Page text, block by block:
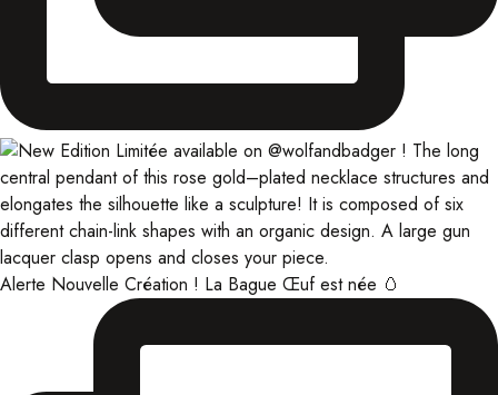
Alerte Nouvelle Création ! La Bague Œuf est née 🥚